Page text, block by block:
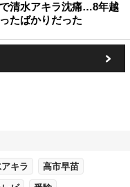
清水アキラ沈痛…8年越
たばかりだった
キラ 高市早苗